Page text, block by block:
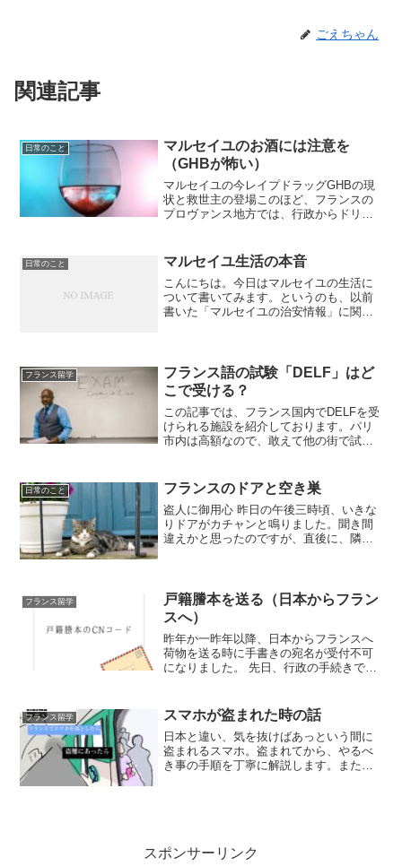
ごえちゃん
関連記事
日常のこと
マルセイユのお酒には注意を
（GHBが怖い）
マルセイユの今レイプドラッグGHBの現
状と救世主の登場このほど、フランスの
プロヴァンス地方では、行政からドリン
の脅威から解放されつつあるフランスで
は、ノーマスクにキ...
日常のこと マルセイユ生活の本音
こんにちは。今日はマルセイユの生活に
ついて書いてみます。というのも、以前
書いた「マルセイユの治安情報」に関す
暮らしぶりを今回まとめて...
フランス留学
フランス語の試験「DELF」はど
こで受ける？
この記事では、フランス国内でDELFを受
けられる施設を紹介しております。パリ
市内は高額なので、敢えて他の街で試験
日常のこと フランスのドアと空き巣
盗人に御用心 昨日の午後三時頃、いきな
りドアがカチャンと鳴りました。聞き間
違えかと思ったのですが、直後に、隣に
くと、ドアは開いていな...
フランス留学
戸籍謄本を送る（日本からフラン
スへ）
昨年か一昨年以降、日本からフランスへ
荷物を送る時に手書きの宛名が受付不可
になりました。 先日、行政の手続きで戸
ードがこちら
フランス留学 スマホが盗まれた時の話
日本と違い、気を抜けばあっという間に
盗まれるスマホ。盗まれてから、やるべ
き事の手順を丁寧に解説します。また、
スポンサーリンク